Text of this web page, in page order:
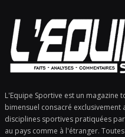
L'Equipe Sportive est un magazine
bimensuel consacré exclusivement
disciplines sportives pratiquées
au pays comme à l'étranger.